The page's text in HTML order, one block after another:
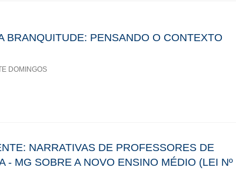
BRANQUITUDE: PENSANDO O CONTEXTO
DOMINGOS
NARRATIVAS DE PROFESSORES DE
- MG SOBRE A NOVO ENSINO MÉDIO (LEI Nº